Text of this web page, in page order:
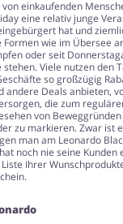
einkaufenden
eine relativ junge
hat und
Formen wie im Übersee
oder seit
Viele nutzen den
so großzügig
andere Deals anbieten,
die zum
von
zu markieren. Zwar ist
man am Leonardo
noch nie seine Kunden
Ihrer